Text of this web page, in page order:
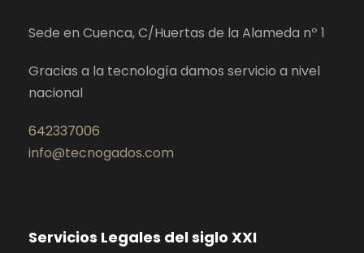
Sede en Cuenca, C/Huertas de la Alameda nº 1
Gracias a la tecnología damos servicio a nivel
nacional
642337006
info@tecnogados.com
Servicios Legales del siglo XXI